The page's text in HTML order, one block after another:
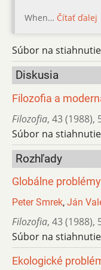
When… Čítať ďalej
Súbor na
Diskusia
Filozofia a
Filozofia, 43 (1988),
Súbor na
Rozhľady
Globálne
Peter Smrek, Ján
Filozofia, 43 (1988),
Súbor na
Ekologické